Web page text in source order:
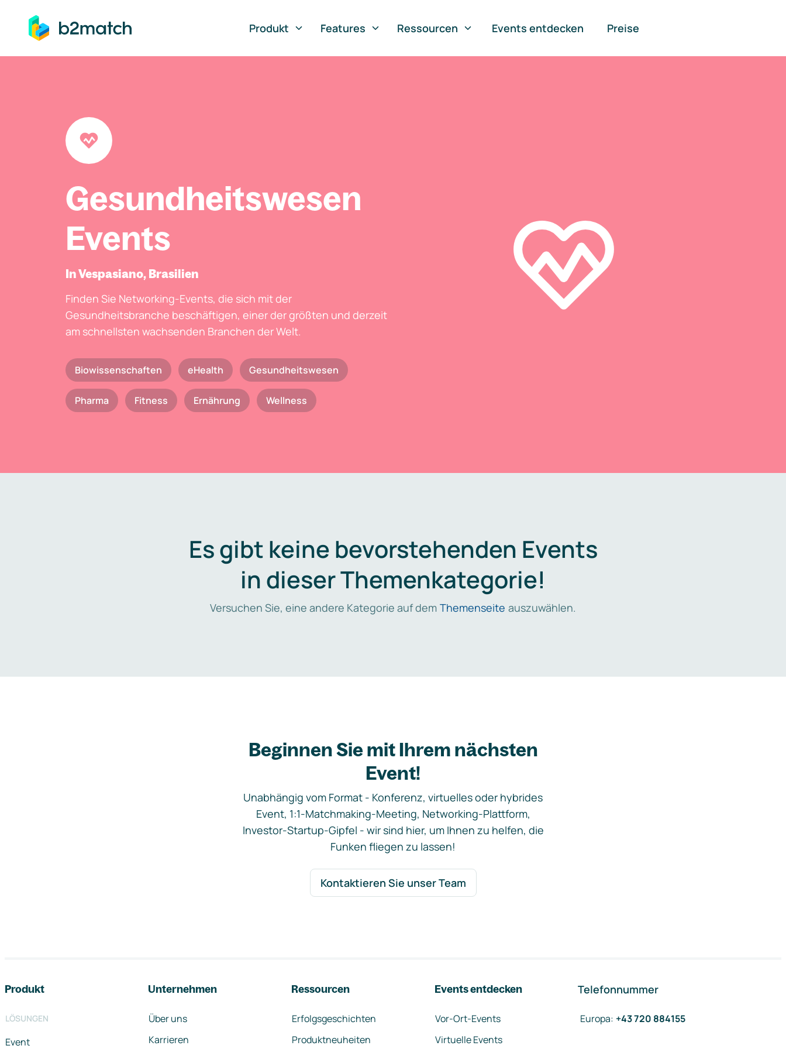
springen
Produkt
Features Ressourcen Events entdecken Preise
Gesundheitswesen
Events
In Vespasiano, Brasilien
Finden Sie Networking-Events, die sich mit der
Gesundheitsbranche beschäftigen, einer der größten und derzeit
am schnellsten wachsenden Branchen der Welt.
Biowissenschaften eHealth Gesundheitswesen
Pharma Fitness Ernährung Wellness
Es gibt keine bevorstehenden Events
in dieser Themenkategorie!
Versuchen Sie, eine andere Kategorie auf dem Themenseite auszuwählen.
Beginnen Sie mit Ihrem nächsten
Event!
Unabhängig vom Format - Konferenz, virtuelles oder hybrides
Event, 1:1-Matchmaking-Meeting, Networking-Plattform,
Investor-Startup-Gipfel - wir sind hier, um Ihnen zu helfen, die
Funken fliegen zu lassen!
Kontaktieren Sie unser Team
Produkt
LÖSUNGEN
Event
Unternehmen
Über uns
Karrieren
Ressourcen
Erfolgsgeschichten
Produktneuheiten
Events entdecken
Vor-Ort-Events
Virtuelle Events
Telefonnummer
Europa: +43 720 884155